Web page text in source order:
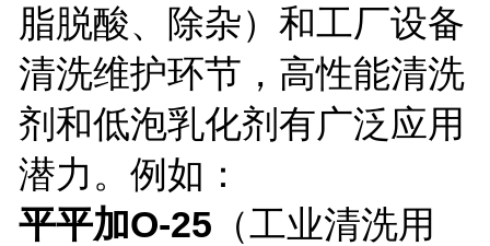
脂脱酸、除杂）和工厂设备
清洗维护环节，高性能清洗
剂和低泡乳化剂有广泛应用
潜力。例如：
平平加O-25 （工业清洗用